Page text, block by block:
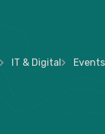
IT & Digital Events